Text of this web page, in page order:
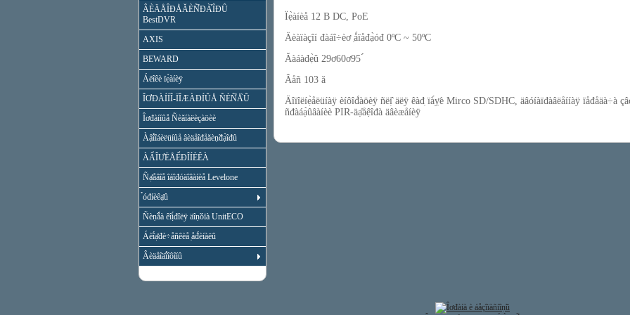
ÂÈÄÅÎĐÅĂÈÑ̉ĐÀ̉ÎĐÛ
BestDVR
AXIS
BEWARD
Áëîêè ïẹ̀àíèÿ
ÎƠĐÀÍÍÎ-ÏÎÆÀĐÍÛÅ ÑÈÑ̉Å̀Û
Îơđàííûå Ñèăíàëèçàöèè
Àậî́îáèëüíûå âèäåîđåăèṇ̃đạ̀îđû
ÀẨÎƯËÅỂĐÎÍÈÊÀ
Ñạ̊åâîå îáîđóäîâàíèå Levelone
̉óđíèêạ̊û
Ñèṇ̃ǻà êîị́đîëÿ äîṇ̃óïà UnitECO
Áèî́ạ̊đè÷åñêèå ̣åđ́èíàëû
Âèäåîäî́îôîíû
Ïẹ̀àíèå 12 B DC, PoE
Äèàïàçîí đàáî÷èơ ̣ǻïåđạ̀óđ 0ºC ~ 50ºC
Ăàáàđẹ̀û 29ơ60ơ95 ́́
Âåñ 103 ă
Äîïîëíẹ̀åëüíàÿ èíôîđ́àöèÿ ñëị̂ äëÿ êàđ̣ ïà́ỵ̈è Mirco SD/SDHC, äâóíàïđàâëåííàÿ ïåđåäà÷à
ñđàáạ̀ûâàíèè PIR-äạ̊åệîđà äâèæåíèÿ